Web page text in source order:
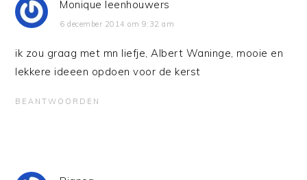
Monique leenhouwers
6 december 2014 om 9:32 am
ik zou graag met mn liefje, Albert Waninge, mooie en
lekkere ideeen opdoen voor de kerst
BEANTWOORDEN